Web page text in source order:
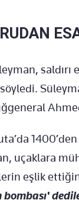
söyledi.
uçaklara
eşlik